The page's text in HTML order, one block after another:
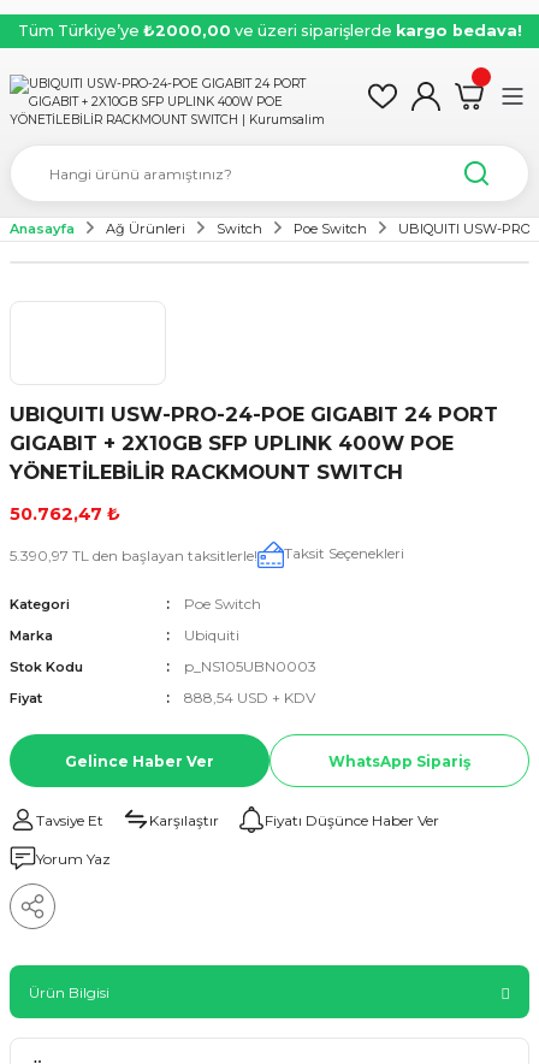
Tüm Türkiye’ye ₺2000,00 ve üzeri siparişlerde kargo bedava!
Anasayfa Ağ Ürünleri Switch Poe Switch UBIQUITI USW-PRO-
UBIQUITI USW-PRO-24-POE GIGABIT 24 PORT
GIGABIT + 2X10GB SFP UPLINK 400W POE
YÖNETİLEBİLİR RACKMOUNT SWITCH
50.762,47 ₺
5.390,97 TL den başlayan taksitlerle! Taksit Seçenekleri
Kategori Poe Switch
Marka Ubiquiti
Stok Kodu p_NS105UBN0003
Fiyat 888,54 USD + KDV
Gelince Haber Ver WhatsApp Sipariş
Tavsiye Et Karşılaştır Fiyatı Düşünce Haber Ver
Yorum Yaz
Ürün Bilgisi